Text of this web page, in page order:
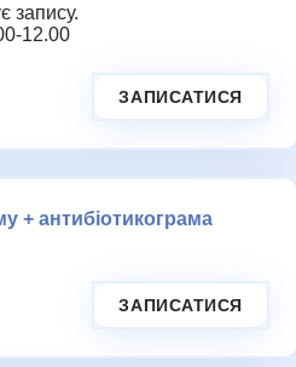
запису.
12.00
ЗАПИСАТИСЯ
+ антибіотикограма
ЗАПИСАТИСЯ